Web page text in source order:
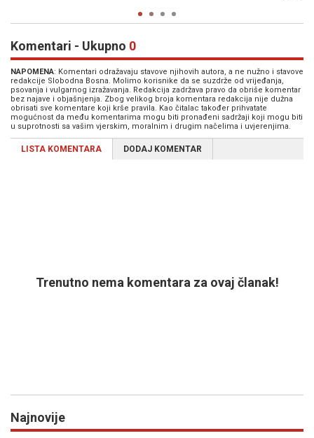
Komentari - Ukupno 0
NAPOMENA: Komentari odražavaju stavove njihovih autora, a ne nužno i stavove
redakcije Slobodna Bosna. Molimo korisnike da se suzdrže od vrijeđanja,
psovanja i vulgarnog izražavanja. Redakcija zadržava pravo da obriše komentar
bez najave i objašnjenja. Zbog velikog broja komentara redakcija nije dužna
obrisati sve komentare koji krše pravila. Kao čitalac također prihvatate
mogućnost da među komentarima mogu biti pronađeni sadržaji koji mogu biti
u suprotnosti sa vašim vjerskim, moralnim i drugim načelima i uvjerenjima.
LISTA KOMENTARA DODAJ KOMENTAR
Trenutno nema komentara za ovaj članak!
Najnovije